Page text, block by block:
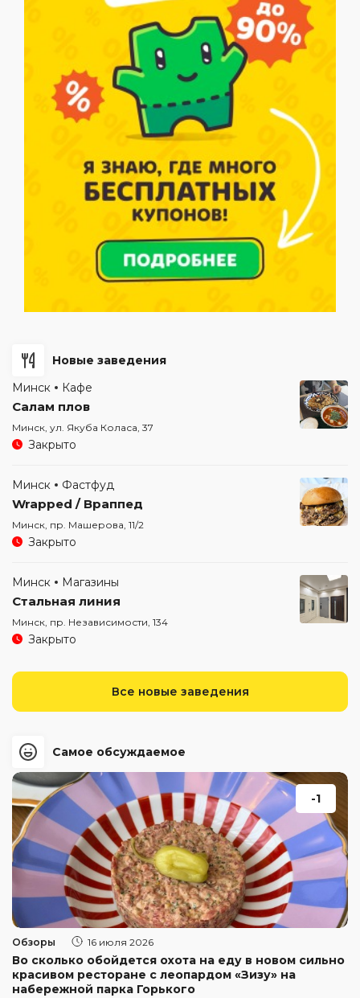
Новые заведения
Минск
Кафе
Салам плов
Минск, ул. Якуба Коласа, 37
Закрыто
Минск Фастфуд
Wrapped / Враппед
Минск, пр. Машерова, 11/2
Закрыто
Минск Магазины
Стальная линия
Минск, пр. Независимости, 134
Закрыто
Все новые заведения
Самое обсуждаемое
-1
Обзоры 16 июля 2026
Во сколько обойдется охота на еду в новом сильно
красивом ресторане с леопардом «Зизу» на
набережной парка Горького